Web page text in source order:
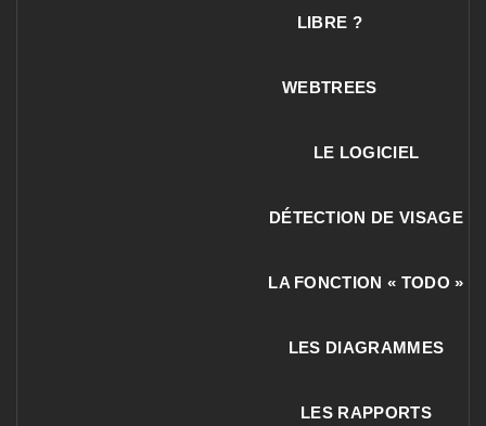
LIBRE ?
WEBTREES
LE LOGICIEL
DÉTECTION DE VISAGE
LA FONCTION « TODO »
LES DIAGRAMMES
LES RAPPORTS